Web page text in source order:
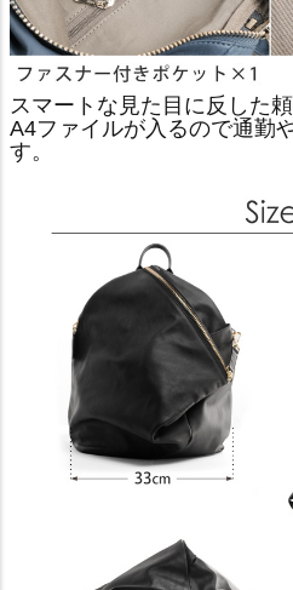
スマートな見た目に反した頼
A4ファイルが入るので通勤
す。